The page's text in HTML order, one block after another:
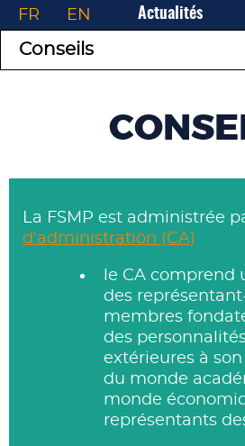
Actualités
FR EN
Conseils
La FSMP est administrée
d'administration (CA)
le CA comprend
des
membres
des
extérieures à
du monde
monde
représentants